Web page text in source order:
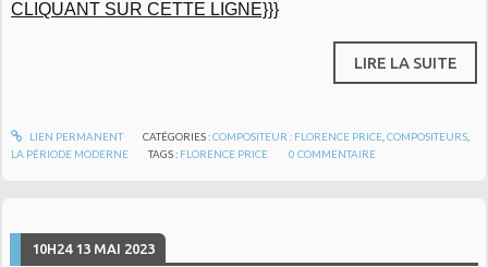
CLIQUANT SUR CETTE LIGNE}}}
LIRE LA SUITE
LIEN PERMANENT CATÉGORIES :COMPOSITEUR : FLORENCE PRICE,COMPOSITEURS,
LA PÉRIODE MODERNE
TAGS : FLORENCE PRICE 0 COMMENTAIRE
10H24 13 MAI 2023